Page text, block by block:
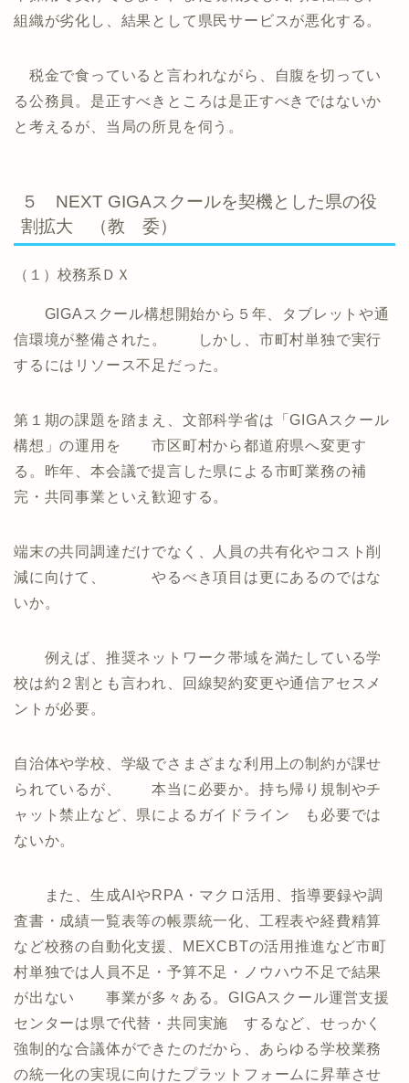
組織が劣化し、結果として県民サービスが悪化する。
税金で食っていると言われながら、自腹を切ってい
る公務員。是正すべきところは是正すべきではないか
と考えるが、当局の所見を伺う。
５ NEXT GIGAスクールを契機とした県の役
割拡大 （教 委）
（１）校務系ＤＸ
GIGAスクール構想開始から５年、タブレットや通
信環境が整備された。 しかし、市町村単独で実行
するにはリソース不足だった。
第１期の課題を踏まえ、文部科学省は「GIGAスクール
構想」の運用を 市区町村から都道府県へ変更す
る。昨年、本会議で提言した県による市町業務の補
完・共同事業といえ歓迎する。
端末の共同調達だけでなく、人員の共有化やコスト削
減に向けて、 やるべき項目は更にあるのではな
いか。
例えば、推奨ネットワーク帯域を満たしている学
校は約２割とも言われ、回線契約変更や通信アセスメ
ントが必要。
自治体や学校、学級でさまざまな利用上の制約が課せ
られているが、 本当に必要か。持ち帰り規制やチ
ャット禁止など、県によるガイドライン も必要では
ないか。
また、生成AIやRPA・マクロ活用、指導要録や調
査書・成績一覧表等の帳票統一化、工程表や経費精算
など校務の自動化支援、MEXCBTの活用推進など市町
村単独では人員不足・予算不足・ノウハウ不足で結果
が出ない 事業が多々ある。GIGAスクール運営支援
センターは県で代替・共同実施 するなど、せっかく
強制的な合議体ができたのだから、あらゆる学校業務
の統一化の実現に向けたプラットフォームに昇華させ